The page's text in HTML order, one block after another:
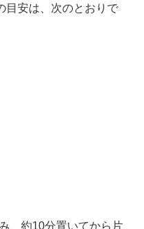
目安は、次のとおりで
、約10分置いてから片